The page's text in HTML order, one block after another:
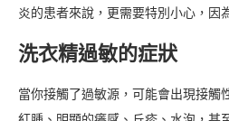
炎的患者來說，更需要特別小心，因
洗衣精過敏的症狀
當你接觸了過敏源，可能會出現接觸